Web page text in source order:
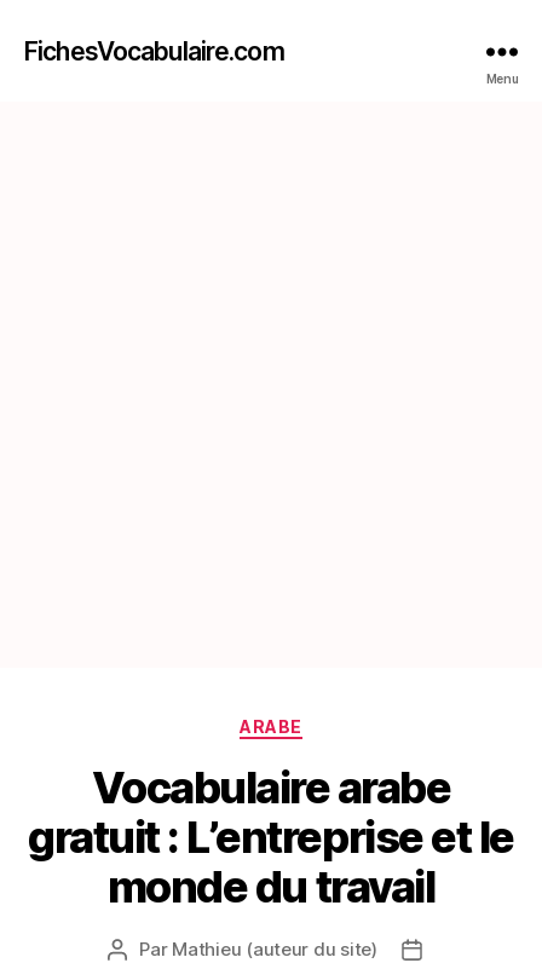
FichesVocabulaire.com
Menu
Catégories
ARABE
Vocabulaire arabe
gratuit : L’entreprise et le
monde du travail
Auteur
Par Mathieu (auteur du site)
Date